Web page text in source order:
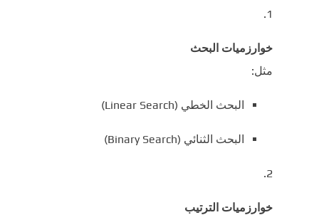
خوارزميات البحث
مثل:
البحث الخطي (Linear Search)
البحث الثنائي (Binary Search)
خوارزميات الترتيب